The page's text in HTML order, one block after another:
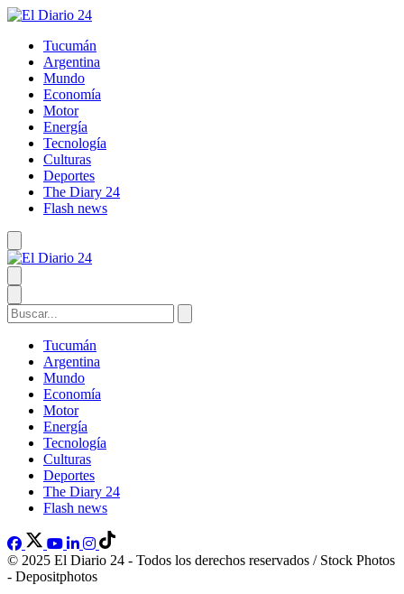
Tucumán
Argentina
Mundo
Economía
Motor
Energía
Tecnología
Culturas
Deportes
The Diary 24
Flash news
Tucumán
Argentina
Mundo
Economía
Motor
Energía
Tecnología
Culturas
Deportes
The Diary 24
Flash news
© 2025 El Diario 24 - Todos los derechos reservados / Stock Photos
- Depositphotos